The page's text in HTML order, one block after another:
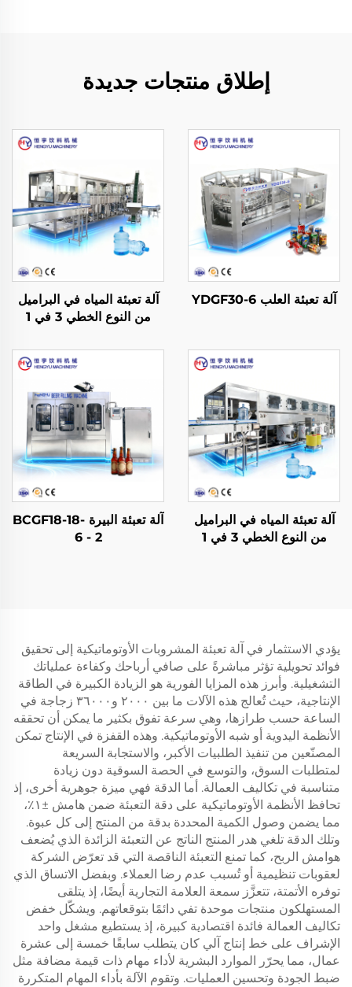
إطلاق منتجات جديدة
آلة تعبئة العلب YDGF30-6
آلة تعبئة المياه في البراميل
من النوع الخطي 3 في 1
آلة تعبئة المياه في البراميل
من النوع الخطي 3 في 1
آلة تعبئة البيرة BCGF18-18-
6 - 2
يؤدي الاستثمار في آلة تعبئة المشروبات الأوتوماتيكية إلى تحقيق
فوائد تحويلية تؤثر مباشرةً على صافي أرباحك وكفاءة عملياتك
التشغيلية. وأبرز هذه المزايا الفورية هو الزيادة الكبيرة في الطاقة
الإنتاجية، حيث تُعالج هذه الآلات ما بين ٢٠٠٠ و٣٦٠٠٠ زجاجة في
الساعة حسب طرازها، وهي سرعة تفوق بكثير ما يمكن أن تحققه
الأنظمة اليدوية أو شبه الأوتوماتيكية. وهذه القفزة في الإنتاج تمكن
المصنّعين من تنفيذ الطلبيات الأكبر، والاستجابة السريعة
لمتطلبات السوق، والتوسع في الحصة السوقية دون زيادة
متناسبة في تكاليف العمالة. أما الدقة فهي ميزة جوهرية أخرى، إذ
تحافظ الأنظمة الأوتوماتيكية على دقة التعبئة ضمن هامش ±١٪،
مما يضمن وصول الكمية المحددة بدقة من المنتج إلى كل عبوة.
وتلك الدقة تلغي هدر المنتج الناتج عن التعبئة الزائدة الذي يُضعف
هوامش الربح، كما تمنع التعبئة الناقصة التي قد تعرّض الشركة
لعقوبات تنظيمية أو تُسبب عدم رضا العملاء. وبفضل الاتساق الذي
توفره الأتمتة، تتعزَّز سمعة العلامة التجارية أيضًا، إذ يتلقى
المستهلكون منتجات موحدة تفي دائمًا بتوقعاتهم. ويشكّل خفض
تكاليف العمالة فائدة اقتصادية كبيرة، إذ يستطيع مشغل واحد
الإشراف على خط إنتاج آلي كان يتطلب سابقًا خمسة إلى عشرة
عمال، مما يحرّر الموارد البشرية لأداء مهام ذات قيمة مضافة مثل
ضبط الجودة وتحسين العمليات. وتقوم الآلة بأداء المهام المتكررة